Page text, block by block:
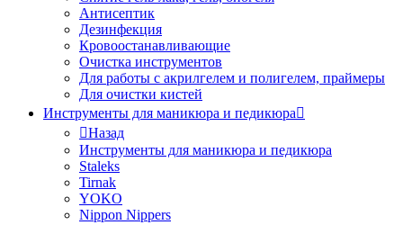
Антисептик
Дезинфекция
Кровоостанавливающие
Очистка инструментов
Для работы с акрилгелем и полигелем, праймеры
Для очистки кистей
Инструменты для маникюра и педикюра
Назад
Инструменты для маникюра и педикюра
Staleks
Tirnak
YOKO
Nippon Nippers